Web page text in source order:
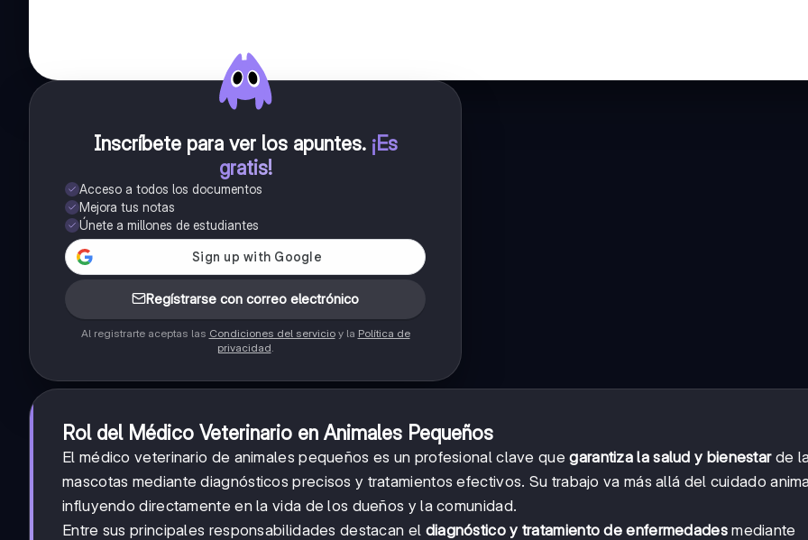
Inscríbete para ver los apuntes. ¡Es
gratis!
Acceso a todos los documentos
Mejora tus notas
Únete a millones de estudiantes
Regístrarse con correo electrónico
Al registrarte aceptas las Condiciones del servicioy la Política de
privacidad
Rol del Médico Veterinario en Animales Pequeños
El médico veterinario de animales pequeños es un profesional clave quegarantiza la salud y bienestarde
mascotas mediante diagnósticos precisos y tratamientos efectivos. Su trabajo va más allá del cuidado
influyendo directamente en la vida de los dueños y la comunidad.
Entre sus principales responsabilidades destacan el diagnóstico y tratamiento de enfermedadesmediante